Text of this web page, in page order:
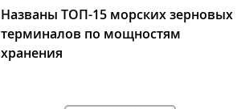
Названы ТОП-15 морских зерновых
терминалов по мощностям
хранения